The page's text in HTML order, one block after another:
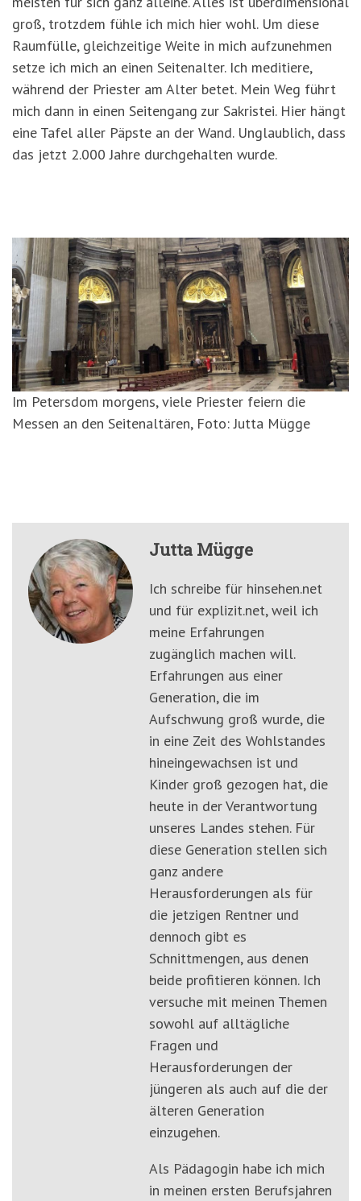
groß, trotzdem fühle ich mich hier wohl. Um diese
Raumfülle, gleichzeitige Weite in mich aufzunehmen
setze ich mich an einen Seitenalter. Ich meditiere,
während der Priester am Alter betet. Mein Weg führt
mich dann in einen Seitengang zur Sakristei. Hier hängt
eine Tafel aller Päpste an der Wand. Unglaublich, dass
das jetzt 2.000 Jahre durchgehalten wurde.
Im Petersdom morgens, viele Priester feiern die
Messen an den Seitenaltären, Foto: Jutta Mügge
Jutta Mügge
Ich schreibe für hinsehen.net
und für explizit.net, weil ich
meine Erfahrungen
zugänglich machen will.
Erfahrungen aus einer
Generation, die im
Aufschwung groß wurde, die
in eine Zeit des Wohlstandes
hineingewachsen ist und
Kinder groß gezogen hat, die
heute in der Verantwortung
unseres Landes stehen. Für
diese Generation stellen sich
ganz andere
Herausforderungen als für
die jetzigen Rentner und
dennoch gibt es
Schnittmengen, aus denen
beide profitieren können. Ich
versuche mit meinen Themen
sowohl auf alltägliche
Fragen und
Herausforderungen der
jüngeren als auch auf die der
älteren Generation
einzugehen.
Als Pädagogin habe ich mich
in meinen ersten Berufsjahren